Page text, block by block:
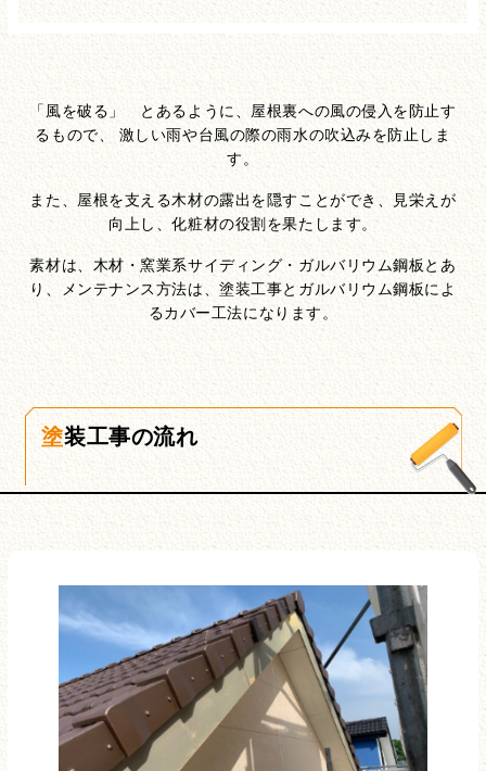
「風を破る」 とあるように、屋根裏への風の侵入を防止す
るもので、
激しい雨や台風の際の雨水の吹込みを防止しま
す。
また、屋根を支える木材の露出を隠すことができ、
見栄えが
向上し、化粧材の役割を果たします。
素材は、木材・窯業系サイディング・ガルバリウム鋼板とあ
り、
メンテナンス方法は、塗装工事とガルバリウム鋼板によ
るカバー工法になります。
塗装工事の流れ